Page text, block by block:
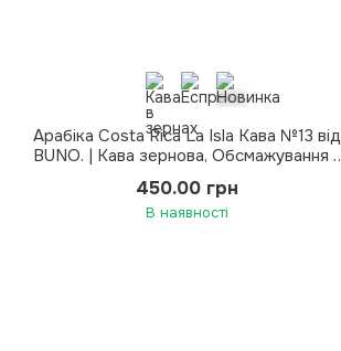
Арабіка Costa Rica La Isla Кава №13 від
BUNO. | Кава зернова, Обсмажування –
450.00 грн
В наявності